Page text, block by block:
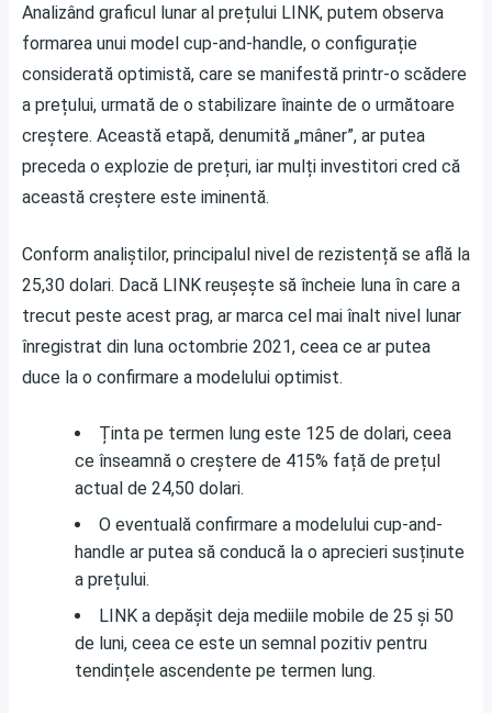
Analizând graficul lunar al prețului LINK, putem observa
formarea unui model cup-and-handle, o configurație
considerată optimistă, care se manifestă printr-o scădere
a prețului, urmată de o stabilizare înainte de o următoare
creștere. Această etapă, denumită „mâner”, ar putea
preceda o explozie de prețuri, iar mulți investitori cred că
această creștere este iminentă.
Conform analiștilor, principalul nivel de rezistență se află la
25,30 dolari. Dacă LINK reușește să încheie luna în care a
trecut peste acest prag, ar marca cel mai înalt nivel lunar
înregistrat din luna octombrie 2021, ceea ce ar putea
duce la o confirmare a modelului optimist.
Ținta pe termen lung este 125 de dolari, ceea
ce înseamnă o creștere de 415% față de prețul
actual de 24,50 dolari.
O eventuală confirmare a modelului cup-and-
handle ar putea să conducă la o aprecieri susținute
a prețului.
LINK a depășit deja mediile mobile de 25 și 50
de luni, ceea ce este un semnal pozitiv pentru
tendințele ascendente pe termen lung.